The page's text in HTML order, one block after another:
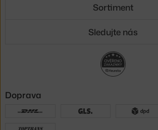
Sortiment
Sledujte nás
Doprava